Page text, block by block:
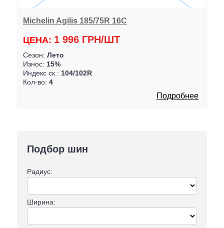
Подбор шин
Радиус:
Ширина:
Michelin Agilis 185/75R 16C
ЦЕНА: 1 996 ГРН/ШТ
Сезон: Лето
Износ: 15%
Индекс ск.: 104/102R
Кол-во: 4
Подробнее